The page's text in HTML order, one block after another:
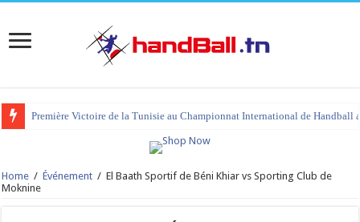
Première Victoire de la Tunisie au Championnat International de Handball
Home / Événement / El Baath Sportif de Béni Khiar vs Sporting Club de
Moknine